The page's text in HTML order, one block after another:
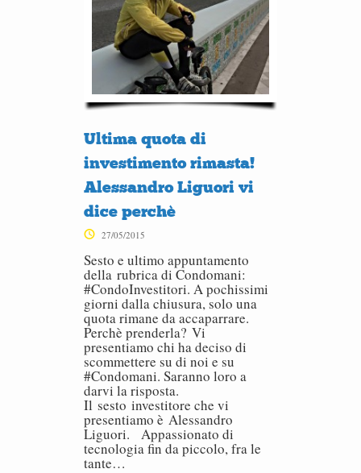
Ultima quota di
investimento rimasta!
Alessandro Liguori vi
dice perchè
27/05/2015
Sesto e ultimo appuntamento
della rubrica di Condomani:
#CondoInvestitori. A pochissimi
giorni dalla chiusura, solo una
quota rimane da accaparrare.
Perchè prenderla? Vi
presentiamo chi ha deciso di
scommettere su di noi e su
#Condomani. Saranno loro a
darvi la risposta.
Il sesto investitore che vi
presentiamo è Alessandro
Liguori. Appassionato di
tecnologia fin da piccolo, fra le
tante…